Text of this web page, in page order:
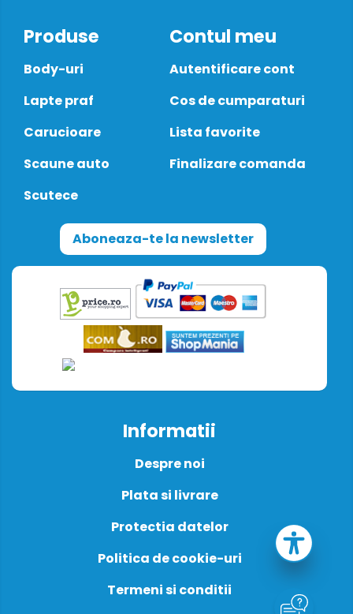
Produse
Body-uri
Lapte praf
Carucioare
Scaune auto
Scutece
Contul meu
Autentificare cont
Cos de cumparaturi
Lista favorite
Finalizare comanda
Aboneaza-te la newsletter
Informatii
Despre noi
Plata si livrare
Protectia datelor
Politica de cookie-uri
Termeni si conditii